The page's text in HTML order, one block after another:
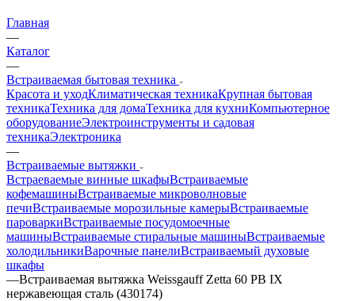
Главная
—
Каталог
—
Встраиваемая бытовая техника
Красота и уходКлиматическая техникаКрупная бытовая
техникаТехника для домаТехника для кухниКомпьютерное
оборудованиеЭлектроинструменты и садовая
техникаЭлектроника
—
Встраиваемые вытяжки
Встраеваемые винные шкафыВстраиваемые
кофемашиныВстраиваемые микроволновые
печиВстраиваемые морозильные камерыВстраиваемые
пароваркиВстраиваемые посудомоечные
машиныВстраиваемые стиральные машиныВстраиваемые
холодильникиВарочные панелиВстраиваемый духовые
шкафы
—Встраиваемая вытяжка Weissgauff Zetta 60 PB IX
нержавеющая сталь (430174)